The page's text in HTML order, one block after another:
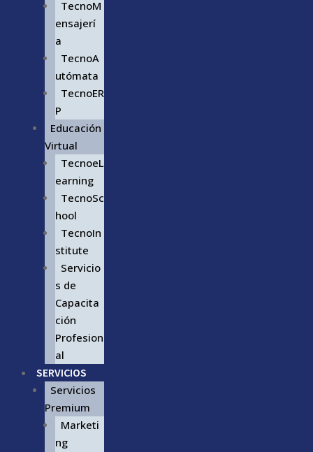
TecnoM
ensajerí
a
TecnoA
utómata
TecnoER
P
Educación
Virtual
TecnoeL
earning
TecnoSc
hool
TecnoIn
stitute
Servicio
s de
Capacita
ción
Profesion
al
SERVICIOS
Servicios
Premium
Marketi
ng